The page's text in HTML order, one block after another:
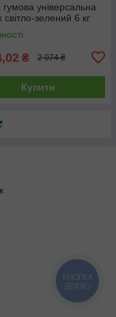
універсальна
світло-зелений 6 кг
₴ 2 074 ₴
Купити
КНОПКА
ЗВ'ЯЗКУ